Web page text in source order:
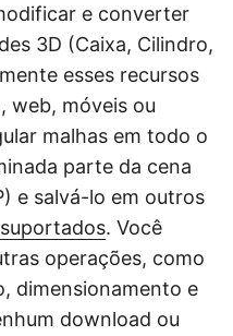
e converter
3D (Caixa, Cilindro,
esses recursos
web, móveis ou
malhas em todo o
parte da cena
e salvá-lo em outros
. Você
operações, como
dimensionamento e
download ou